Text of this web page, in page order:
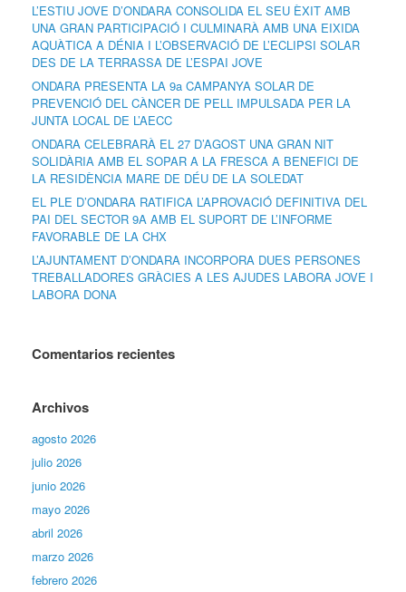
L’ESTIU JOVE D’ONDARA CONSOLIDA EL SEU ÈXIT AMB
UNA GRAN PARTICIPACIÓ I CULMINARÀ AMB UNA EIXIDA
AQUÀTICA A DÉNIA I L’OBSERVACIÓ DE L’ECLIPSI SOLAR
DES DE LA TERRASSA DE L’ESPAI JOVE
ONDARA PRESENTA LA 9a CAMPANYA SOLAR DE
PREVENCIÓ DEL CÀNCER DE PELL IMPULSADA PER LA
JUNTA LOCAL DE L’AECC
ONDARA CELEBRARÀ EL 27 D’AGOST UNA GRAN NIT
SOLIDÀRIA AMB EL SOPAR A LA FRESCA A BENEFICI DE
LA RESIDÈNCIA MARE DE DÉU DE LA SOLEDAT
EL PLE D’ONDARA RATIFICA L’APROVACIÓ DEFINITIVA DEL
PAI DEL SECTOR 9A AMB EL SUPORT DE L’INFORME
FAVORABLE DE LA CHX
L’AJUNTAMENT D’ONDARA INCORPORA DUES PERSONES
TREBALLADORES GRÀCIES A LES AJUDES LABORA JOVE I
LABORA DONA
Comentarios recientes
Archivos
agosto 2026
julio 2026
junio 2026
mayo 2026
abril 2026
marzo 2026
febrero 2026